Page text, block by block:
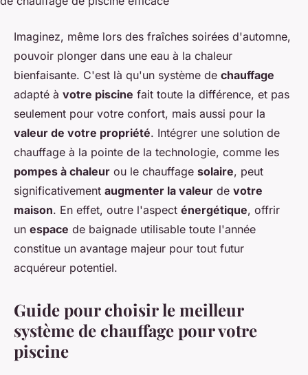
Imaginez, même lors des fraîches soirées d'automne,
pouvoir plonger dans une eau à la chaleur
bienfaisante. C'est là qu'un système de chauffage
adapté à votre piscine fait toute la différence, et pas
seulement pour votre confort, mais aussi pour la
valeur de votre propriété. Intégrer une solution de
chauffage à la pointe de la technologie, comme les
pompes à chaleur ou le chauffage solaire, peut
significativement augmenter la valeur de votre
maison. En effet, outre l'aspect énergétique, offrir
un espace de baignade utilisable toute l'année
constitue un avantage majeur pour tout futur
acquéreur potentiel.
Guide pour choisir le meilleur
système de chauffage pour votre
piscine